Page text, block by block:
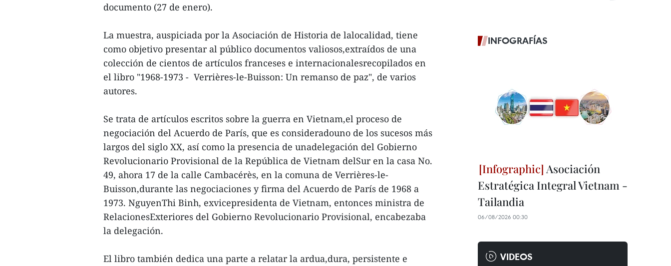
documento (27 de enero).
La muestra, auspiciada por la Asociación de Historia de lalocalidad, tiene
como objetivo presentar al público documentos valiosos,extraídos de una
colección de cientos de artículos franceses e internacionalesrecopilados en
el libro "1968-1973 - Verrières-le-Buisson: Un remanso de paz", de varios
autores.
Se trata de artículos escritos sobre la guerra en Vietnam,el proceso de
negociación del Acuerdo de París, que es consideradouno de los sucesos más
largos del siglo XX, así como la presencia de unadelegación del Gobierno
Revolucionario Provisional de la República de Vietnam delSur en la casa No.
49, ahora 17 de la calle Cambacérès, en la comuna de Verrières-le-
Buisson,durante las negociaciones y firma del Acuerdo de París de 1968 a
1973. NguyenThi Binh, exvicepresidenta de Vietnam, entonces ministra de
RelacionesExteriores del Gobierno Revolucionario Provisional, encabezaba
la delegación.
El libro también dedica una parte a relatar la ardua,dura, persistente e
INFOGRAFÍAS
Asociación
Estratégica Integral Vietnam -
Tailandia
06/08/2026 00:30
VIDEOS